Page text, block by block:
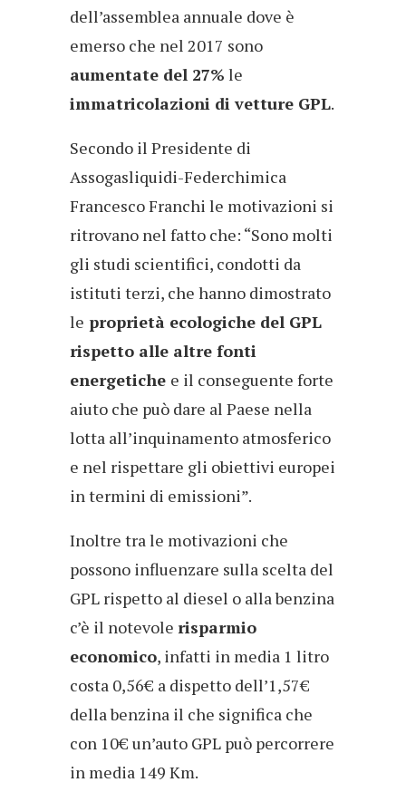
dell’assemblea annuale dove è
emerso che nel 2017 sono
aumentate del 27% le
immatricolazioni di vetture GPL.
Secondo il Presidente di
Assogasliquidi-Federchimica
Francesco Franchi le motivazioni si
ritrovano nel fatto che: “Sono molti
gli studi scientifici, condotti da
istituti terzi, che hanno dimostrato
le proprietà ecologiche del GPL
rispetto alle altre fonti
energetiche e il conseguente forte
aiuto che può dare al Paese nella
lotta all’inquinamento atmosferico
e nel rispettare gli obiettivi europei
in termini di emissioni”.
Inoltre tra le motivazioni che
possono influenzare sulla scelta del
GPL rispetto al diesel o alla benzina
c’è il notevole risparmio
economico, infatti in media 1 litro
costa 0,56€ a dispetto dell’1,57€
della benzina il che significa che
con 10€ un’auto GPL può percorrere
in media 149 Km.